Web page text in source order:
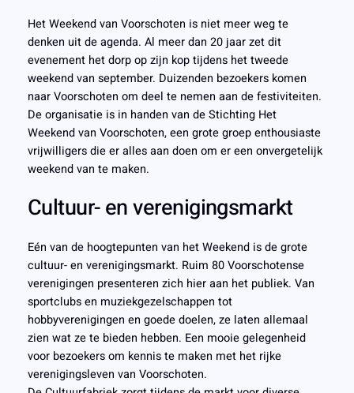
Het Weekend van Voorschoten is niet meer weg te
denken uit de agenda. Al meer dan 20 jaar zet dit
evenement het dorp op zijn kop tijdens het tweede
weekend van september. Duizenden bezoekers komen
naar Voorschoten om deel te nemen aan de festiviteiten.
De organisatie is in handen van de Stichting Het
Weekend van Voorschoten, een grote groep enthousiaste
vrijwilligers die er alles aan doen om er een onvergetelijk
weekend van te maken.
Cultuur- en verenigingsmarkt
Eén van de hoogtepunten van het Weekend is de grote
cultuur- en verenigingsmarkt. Ruim 80 Voorschotense
verenigingen presenteren zich hier aan het publiek. Van
sportclubs en muziekgezelschappen tot
hobbyverenigingen en goede doelen, ze laten allemaal
zien wat ze te bieden hebben. Een mooie gelegenheid
voor bezoekers om kennis te maken met het rijke
verenigingsleven van Voorschoten.